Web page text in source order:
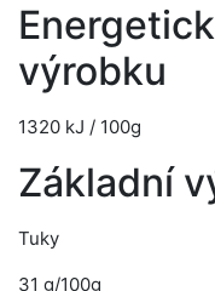
výrobku
1320 kJ / 100g
Základní
Tuky
31 g/100g